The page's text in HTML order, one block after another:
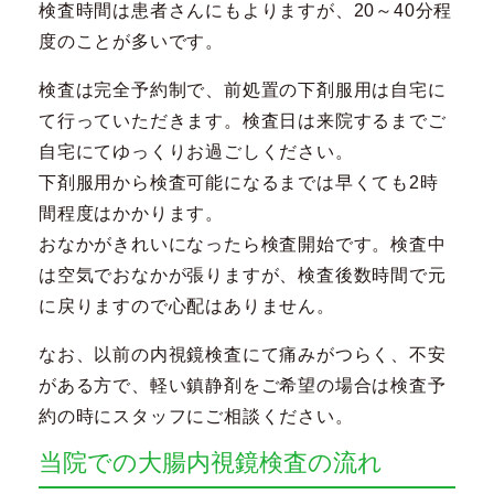
検査時間は患者さんにもよりますが、20～40分程
度のことが多いです。
検査は完全予約制で、前処置の下剤服用は自宅に
て行っていただきます。検査日は来院するまでご
自宅にてゆっくりお過ごしください。
下剤服用から検査可能になるまでは早くても2時
間程度はかかります。
おなかがきれいになったら検査開始です。検査中
は空気でおなかが張りますが、検査後数時間で元
に戻りますので心配はありません。
なお、以前の内視鏡検査にて痛みがつらく、不安
がある方で、軽い鎮静剤をご希望の場合は検査予
約の時にスタッフにご相談ください。
当院での大腸内視鏡検査の流れ